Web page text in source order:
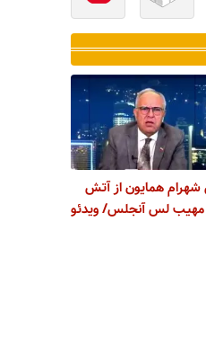
همایون از آتش
لس آنجلس/ ویدئو